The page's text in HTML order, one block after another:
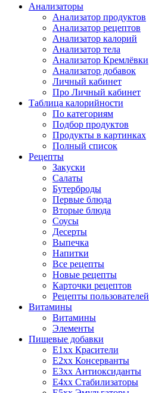
Анализаторы
Анализатор продуктов
Анализатор рецептов
Анализатор калорий
Анализатор тела
Анализатор Кремлёвки
Анализатор добавок
Личный кабинет
Про Личный кабинет
Таблица калорийности
По категориям
Подбор продуктов
Продукты в картинках
Полный список
Рецепты
Закуски
Салаты
Бутерброды
Первые блюда
Вторые блюда
Соусы
Десерты
Выпечка
Напитки
Все рецепты
Новые рецепты
Карточки рецептов
Рецепты пользователей
Витамины
Витамины
Элементы
Пищевые добавки
E1xx Красители
E2xx Консерванты
E3xx Антиоксиданты
E4xx Стабилизаторы